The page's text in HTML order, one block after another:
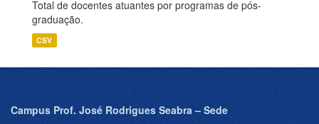
Total de docentes atuantes por programas de pós-
graduação.
CSV
Campus Prof. José Rodrigues Seabra – Sede